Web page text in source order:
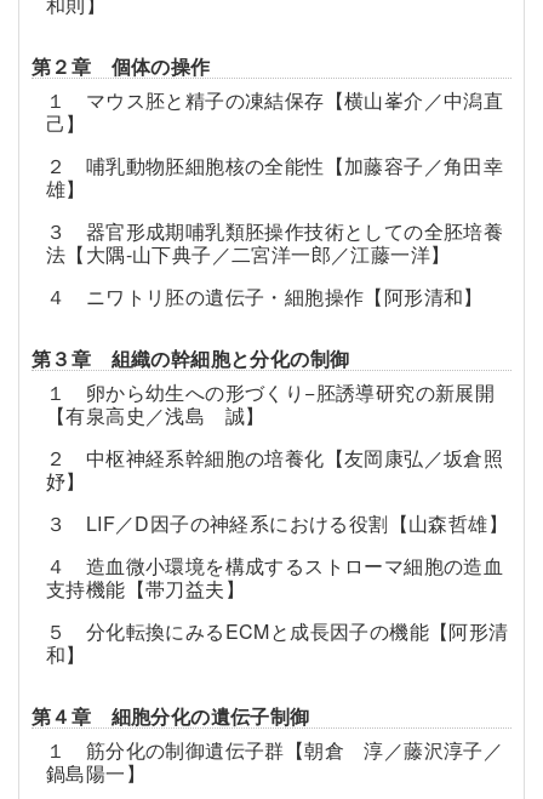
第２章 個体の操作
１ マウス胚と精子の凍結保存【横山峯介／中潟直
己】
２ 哺乳動物胚細胞核の全能性【加藤容子／角田幸
雄】
３ 器官形成期哺乳類胚操作技術としての全胚培養
法【大隅-山下典子／二宮洋一郎／江藤一洋】
４ ニワトリ胚の遺伝子・細胞操作【阿形清和】
第３章 組織の幹細胞と分化の制御
１ 卵から幼生への形づくり−胚誘導研究の新展開
【有泉高史／浅島 誠】
２ 中枢神経系幹細胞の培養化【友岡康弘／坂倉照
妤】
３ LIF／D因子の神経系における役割【山森哲雄】
４ 造血微小環境を構成するストローマ細胞の造血
支持機能【帯刀益夫】
５ 分化転換にみるECMと成長因子の機能【阿形清
和】
第４章 細胞分化の遺伝子制御
１ 筋分化の制御遺伝子群【朝倉 淳／藤沢淳子／
鍋島陽一】